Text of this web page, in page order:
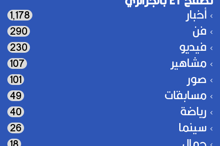
أخبار 1٬178
فن 290
فيديو 230
مشاهير 107
صور 101
مسابقات 49
رياضة 40
سينما 26